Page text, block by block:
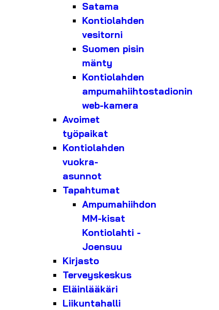
Satama
Kontiolahden
vesitorni
Suomen pisin
mänty
Kontiolahden
ampumahiihtostadionin
web-kamera
Avoimet
työpaikat
Kontiolahden
vuokra-
asunnot
Tapahtumat
Ampumahiihdon
MM-kisat
Kontiolahti -
Joensuu
Kirjasto
Terveyskeskus
Eläinlääkäri
Liikuntahalli